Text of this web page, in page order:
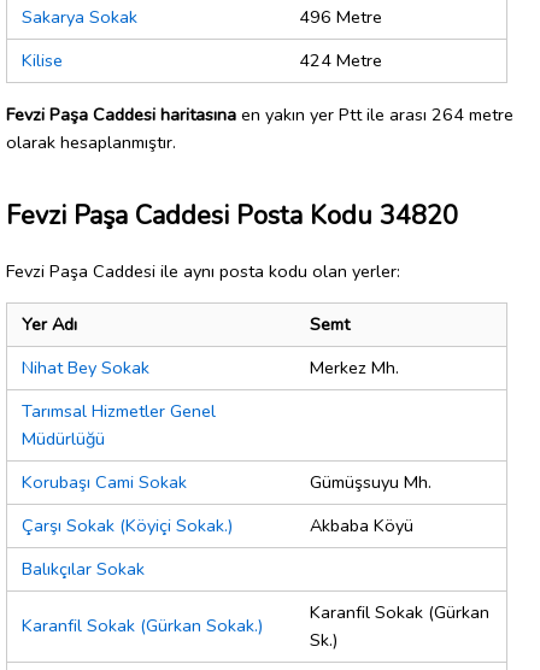
Sakarya Sokak
496 Metre
Kilise
424 Metre
Fevzi Paşa Caddesi haritasına en yakın yer Ptt ile arası 264 metre
olarak hesaplanmıştır.
Fevzi Paşa Caddesi Posta Kodu 34820
Fevzi Paşa Caddesi ile aynı posta kodu olan yerler:
Yer Adı
Semt
Nihat Bey Sokak
Merkez Mh.
Tarımsal Hizmetler Genel
Müdürlüğü
Korubaşı Cami Sokak
Gümüşsuyu Mh.
Çarşı Sokak (Köyiçi Sokak.)
Akbaba Köyü
Balıkçılar Sokak
Karanfil Sokak (Gürkan Sokak.)
Karanfil Sokak (Gürkan
Sk.)